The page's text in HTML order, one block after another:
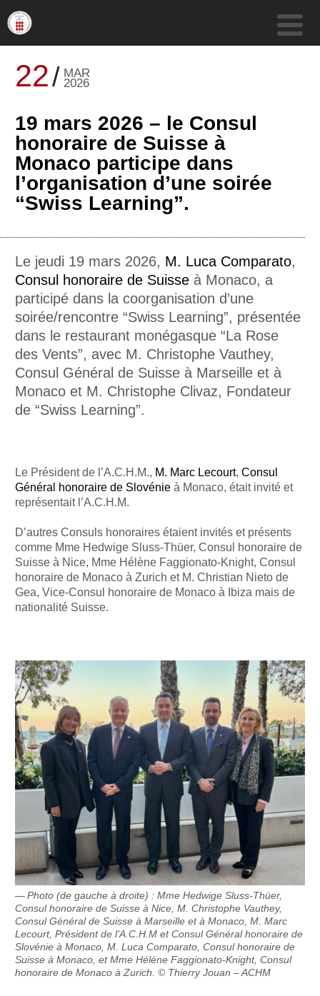
22 MAR
2026
19 mars 2026 – le Consul
honoraire de Suisse à
Monaco participe dans
l’organisation d’une soirée
“Swiss Learning”.
Le jeudi 19 mars 2026, M. Luca Comparato,
Consul honoraire de Suisse à Monaco, a
participé dans la coorganisation d’une
soirée/rencontre “Swiss Learning”, présentée
dans le restaurant monégasque “La Rose
des Vents”, avec M. Christophe Vauthey,
Consul Général de Suisse à Marseille et à
Monaco et M. Christophe Clivaz, Fondateur
de “Swiss Learning”.
Le Président de l’A.C.H.M., M. Marc Lecourt,Consul
Général honoraire de Slovénie à Monaco, était invité et
représentait l’A.C.H.M.
D’autres Consuls honoraires étaient invités et présents
comme Mme Hedwige Sluss-Thüer, Consul honoraire de
Suisse à Nice, Mme Hélène Faggionato-Knight, Consul
honoraire de Monaco à Zurich et M. Christian Nieto de
Gea, Vice-Consul honoraire de Monaco à Ibiza mais de
nationalité Suisse.
Photo (de gauche à droite) : Mme Hedwige Sluss-Thüer,
Consul honoraire de Suisse à Nice, M. Christophe Vauthey,
Consul Général de Suisse à Marseille et à Monaco, M. Marc
Lecourt, Président de l’A.C.H.M et Consul Général honoraire de
Slovénie à Monaco, M. Luca Comparato, Consul honoraire de
Suisse à Monaco, et Mme Hélène Faggionato-Knight, Consul
honoraire de Monaco à Zurich. © Thierry Jouan – ACHM